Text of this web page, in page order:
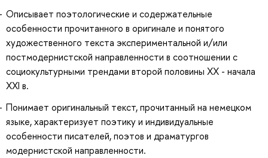
Описывает поэтологические и содержательные
особенности прочитанного в оригинале и понятого
художественного текста экспериментальной и/или
постмодернистской направленности в соотношении с
социокультурными трендами второй половины ХХ - начала
XXI в.
Понимает оригинальный текст, прочитанный на немецком
языке, характеризует поэтику и индивидуальные
особенности писателей, поэтов и драматургов
модернистской направленности.